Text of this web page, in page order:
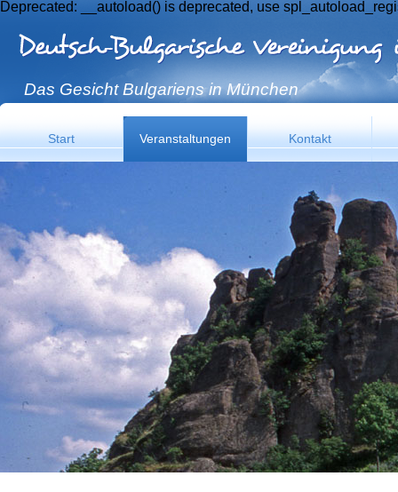
Deprecated: __autoload() is deprecated, use
Das Gesicht Bulgariens in München
Start Veranstaltungen Kontakt